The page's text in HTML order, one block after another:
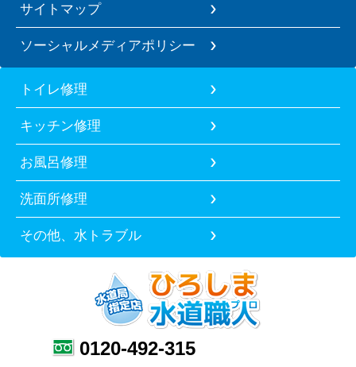
サイトマップ
ソーシャルメディアポリシー
トイレ修理
キッチン修理
お風呂修理
洗面所修理
その他、水トラブル
0120-492-315